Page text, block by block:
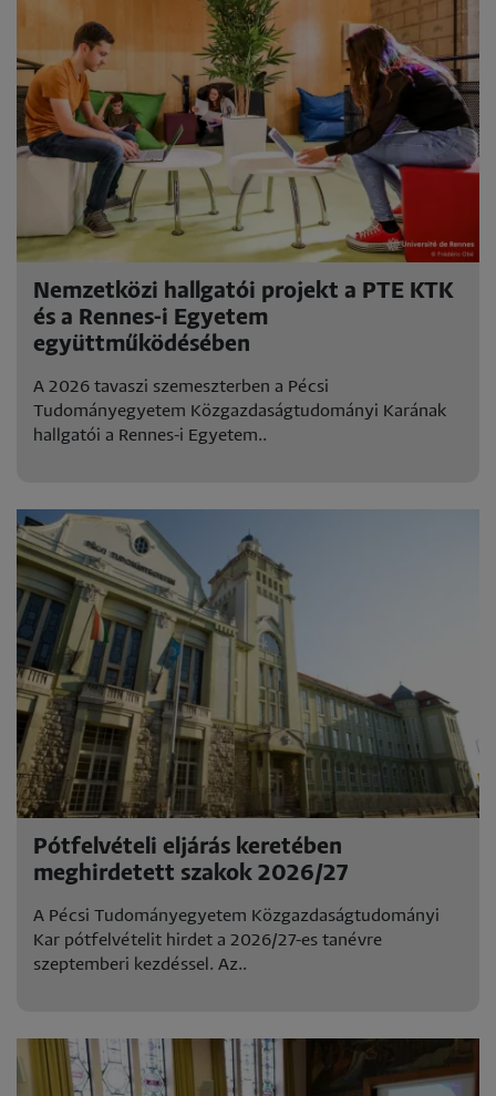
Nemzetközi hallgatói projekt a PTE KTK
és a Rennes-i Egyetem
együttműködésében
A 2026 tavaszi szemeszterben a Pécsi
Tudományegyetem Közgazdaságtudományi Karának
hallgatói a Rennes-i Egyetem..
Pótfelvételi eljárás keretében
meghirdetett szakok 2026/27
A Pécsi Tudományegyetem Közgazdaságtudományi
Kar pótfelvételit hirdet a 2026/27-es tanévre
szeptemberi kezdéssel. Az..